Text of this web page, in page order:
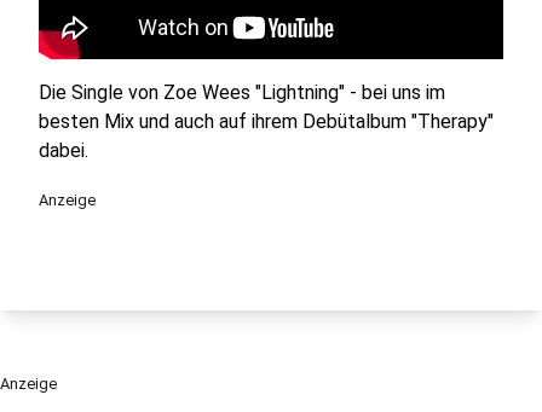
Die Single von Zoe Wees "Lightning" - bei uns im
besten Mix und auch auf ihrem Debütalbum "Therapy"
dabei.
Anzeige
Anzeige